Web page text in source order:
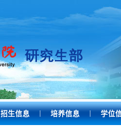
招生信息 | 培养信息 | 学位